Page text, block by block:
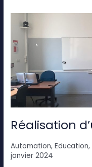
Réalisation
Automation,Education,
janvier 2024
d’une
salle
de
classe